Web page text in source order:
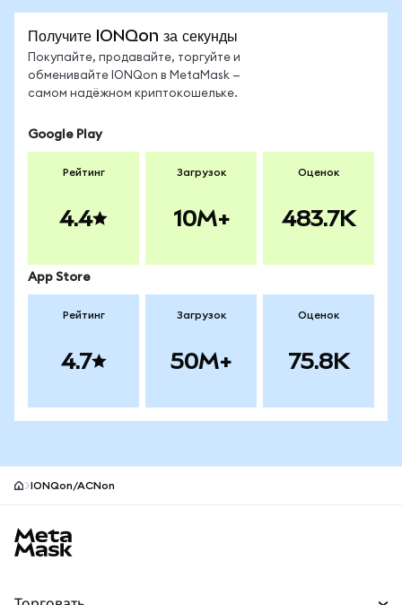
Получите IONQon за секунды
Покупайте, продавайте, торгуйте и
обменивайте IONQon в MetaMask —
самом надёжном криптокошельке.
Google Play
Рейтинг
4.4
Загрузок
10M+
Оценок
483.7K
App Store
Рейтинг
4.7
Загрузок
50M+
Оценок
75.8K
IONQon/ACNon